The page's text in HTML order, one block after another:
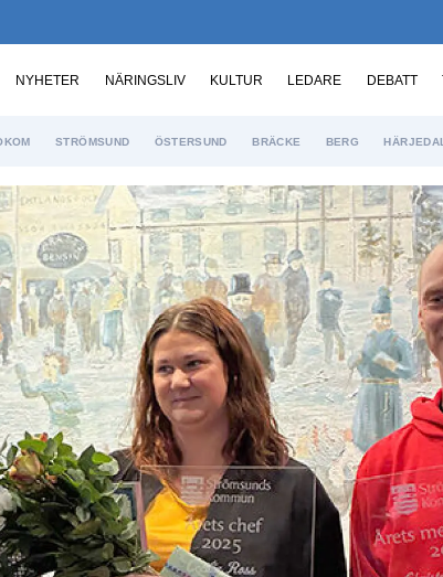
NYHETER NÄRINGSLIV KULTUR LEDARE DEBATT
STRÖMSUND ÖSTERSUND BRÄCKE BERG